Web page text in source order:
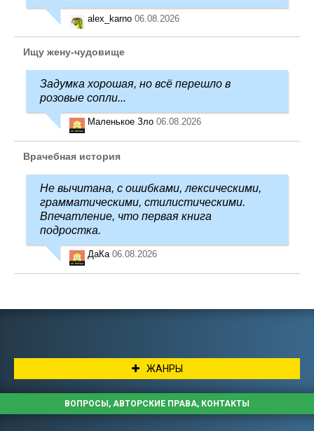
alex_karno 06.08.2026
Ищу жену-чудовище
Задумка хорошая, но всё перешло в
розовые сопли...
Маленькое Зло 06.08.2026
Врачебная история
Не вычитана, с ошибками, лексическими,
грамматическими, стилистическими.
Впечатление, что первая книга
подростка.
ДаКа 06.08.2026
ЖАНРЫ
ВОПРОСЫ, АВТОРСКИЕ ПРАВА, КОНТАКТЫ